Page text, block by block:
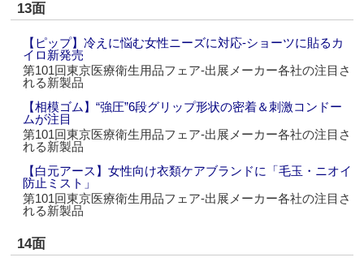
13面
【ピップ】冷えに悩む女性ニーズに対応‐ショーツに貼るカ
イロ新発売
第101回東京医療衛生用品フェア‐出展メーカー各社の注目さ
れる新製品
【相模ゴム】“強圧”6段グリップ形状の密着＆刺激コンドー
ムが注目
第101回東京医療衛生用品フェア‐出展メーカー各社の注目さ
れる新製品
【白元アース】女性向け衣類ケアブランドに「毛玉・ニオイ
防止ミスト」
第101回東京医療衛生用品フェア‐出展メーカー各社の注目さ
れる新製品
14面